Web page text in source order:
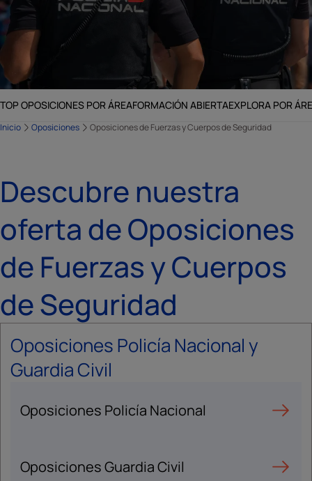
TOP OPOSICIONES POR ÁREAFORMACIÓN ABIERTAEXPLORA POR
Inicio Oposiciones Oposiciones de Fuerzas y Cuerpos de Seguridad
Descubre nuestra
oferta de Oposiciones
de Fuerzas y Cuerpos
de Seguridad
Oposiciones Policía Nacional y
Guardia Civil
Oposiciones Policía Nacional
Oposiciones Guardia Civil